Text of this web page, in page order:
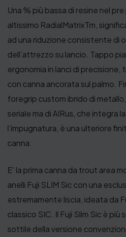
Una % più bassa di resine nel
altissimo RadialMatrixTm,
ad una riduzione consistente di
dell’attrezzo su lancio. Tappo
ergonomia in lanci di precisione,
con canna ancorata sul palmo.
foregrip custom ibrido di
seriale ma di AIRus, che integra
l’impugnatura, è una ulteriore
canna.
E’ la prima canna da trout area
anelli Fuji SLIM Sic con una
estremamente liscia, ideata da
classico SIC. Il Fuji Slim Sic è
sottile della versione